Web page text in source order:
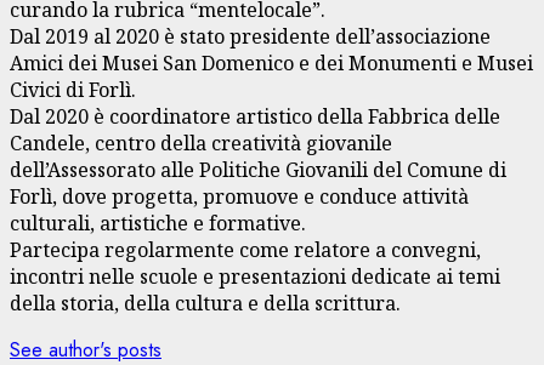
curando la rubrica “mentelocale”.
Dal 2019 al 2020 è stato presidente dell’associazione
Amici dei Musei San Domenico e dei Monumenti e Musei
Civici di Forlì.
Dal 2020 è coordinatore artistico della Fabbrica delle
Candele, centro della creatività giovanile
dell’Assessorato alle Politiche Giovanili del Comune di
Forlì, dove progetta, promuove e conduce attività
culturali, artistiche e formative.
Partecipa regolarmente come relatore a convegni,
incontri nelle scuole e presentazioni dedicate ai temi
della storia, della cultura e della scrittura.
See author's posts